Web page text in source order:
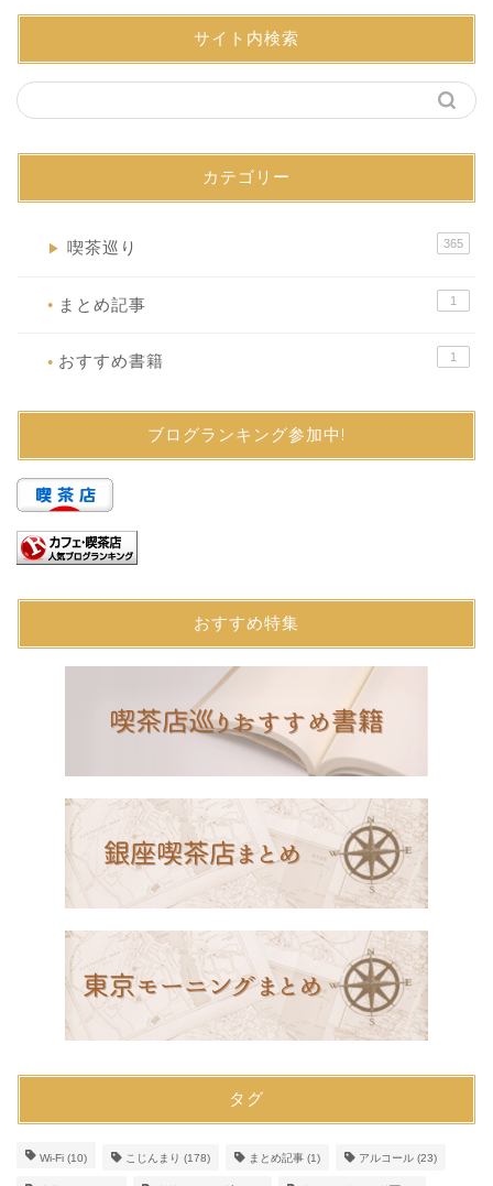
サイト内検索
カテゴリー
▶ 喫茶巡り 365
● まとめ記事 1
● おすすめ書籍 1
ブログランキング参加中!
おすすめ特集
タグ
Wi-Fi (10) こじんまり (178) まとめ記事 (1) アルコール (23)